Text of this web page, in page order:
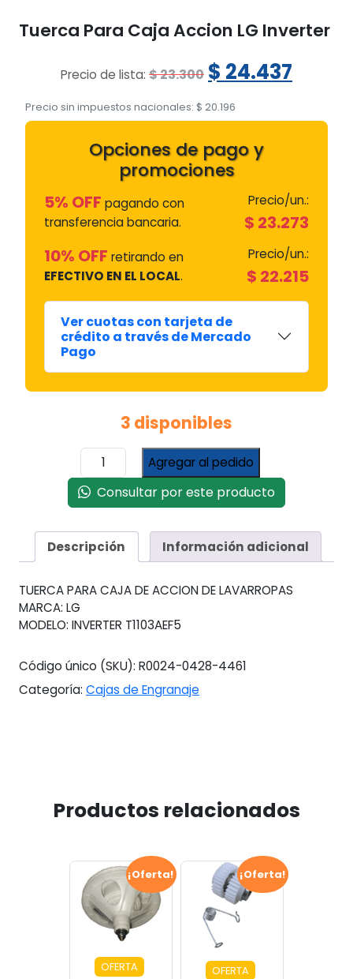
Tuerca Para Caja Accion LG Inverter
Precio de lista: $23.300 El
precio
original
era:
$ 23.300.
$ 24.437
$
Precio sin impuestos nacionales: $ 20.196
Opciones de pago y
promociones
5% OFF pagando con
transferencia bancaria.
Precio/un.:
$ 23.273
10% OFF retirando en
EFECTIVO EN EL LOCAL.
Precio/un.:
$ 22.215
Ver cuotas con tarjeta de
crédito a través de Mercado
Pago
3 disponibles
Tuerca
Para
Caja
Accion
Inverter
cantidad
Agregar al pedido
Consultar por este producto
Descripción Información adicional
TUERCA PARA CAJA DE ACCION DE LAVARROPAS
MARCA: LG
MODELO: INVERTER T1103AEF5
Código único (SKU): R0024-0428-4461
Categoría: Cajas de Engranaje
Productos relacionados
¡Oferta!
OFERTA
¡Oferta!
OFERTA